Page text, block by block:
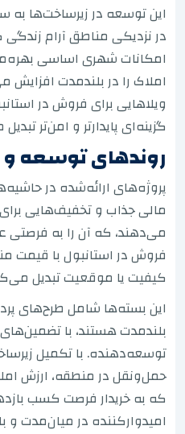
این توسعه در زیرساخت‌ها به
در نزدیکی مناطق آرام زندگی
امکانات شهری اساسی
املاک را در بلندمدت
ویلاهایی برای فروش در
گزینه‌ای پایدارتر و امن‌تر
روندهای توسعه
پروژه‌های ارائه‌شده در
مالی جذاب و تخفیف‌هایی برای
می‌دهند، که آن را به فرصتی
فروش در استانبول با قیمت
کیفیت یا موقعیت تبدیل
این بسته‌ها شامل طرح‌های
بلندمدت هستند، با
توسعه‌دهنده. با تکمیل
حمل‌ونقل در منطقه، ارزش
که به خریدار فرصت کسب
امیدوارکننده در میان‌مدت و